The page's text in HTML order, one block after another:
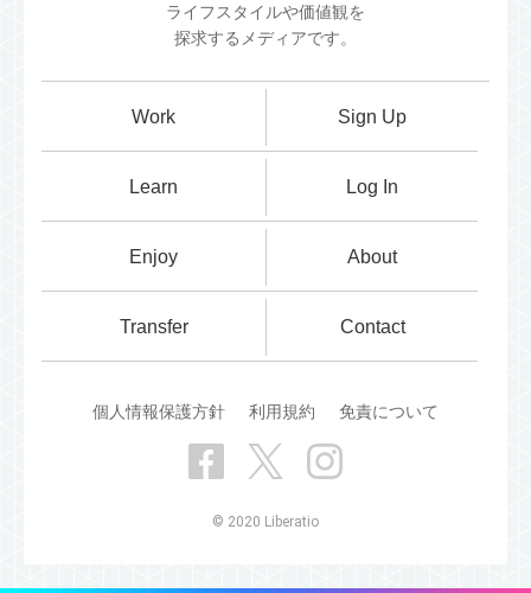
ライフスタイルや価値観を
探求するメディアです。
Work
Learn
Enjoy
Transfer
Sign Up
Log In
About
Contact
個人情報保護方針 利用規約 免責について
© 2020 Liberatio